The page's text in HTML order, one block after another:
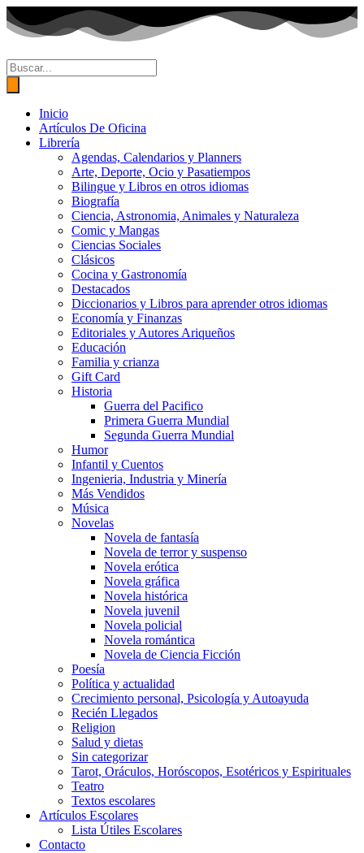
Ir
al
contenido
Búsqueda
de
productos
Inicio
Artículos De Oficina
Librería
Agendas, Calendarios y Planners
Arte, Deporte, Ocio y Pasatiempos
Bilingue y Libros en otros idiomas
Biografía
Ciencia, Astronomia, Animales y Naturaleza
Comic y Mangas
Ciencias Sociales
Clásicos
Cocina y Gastronomía
Destacados
Diccionarios y Libros para aprender otros idiomas
Economía y Finanzas
Editoriales y Autores Ariqueños
Educación
Familia y crianza
Gift Card
Historia
Guerra del Pacifico
Primera Guerra Mundial
Segunda Guerra Mundial
Humor
Infantil y Cuentos
Ingenieria, Industria y Minería
Más Vendidos
Música
Novelas
Novela de fantasía
Novela de terror y suspenso
Novela erótica
Novela gráfica
Novela histórica
Novela juvenil
Novela policial
Novela romántica
Novela de Ciencia Ficción
Poesía
Política y actualidad
Crecimiento personal, Psicología y Autoayuda
Recién Llegados
Religion
Salud y dietas
Sin categorizar
Tarot, Oráculos, Horóscopos, Esotéricos y Espirituales
Teatro
Textos escolares
Artículos Escolares
Lista Útiles Escolares
Contacto